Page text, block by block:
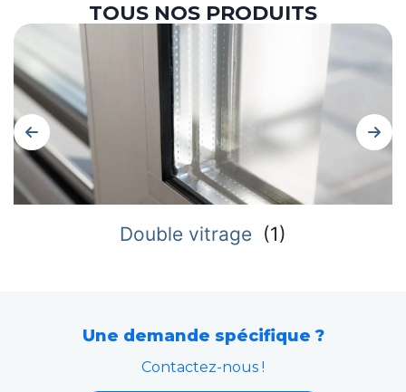
TOUS NOS PRODUITS
Double vitrage (1)
Une demande spécifique ?
Contactez-nous !